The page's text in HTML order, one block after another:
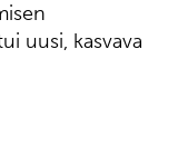
uusi, kasvava